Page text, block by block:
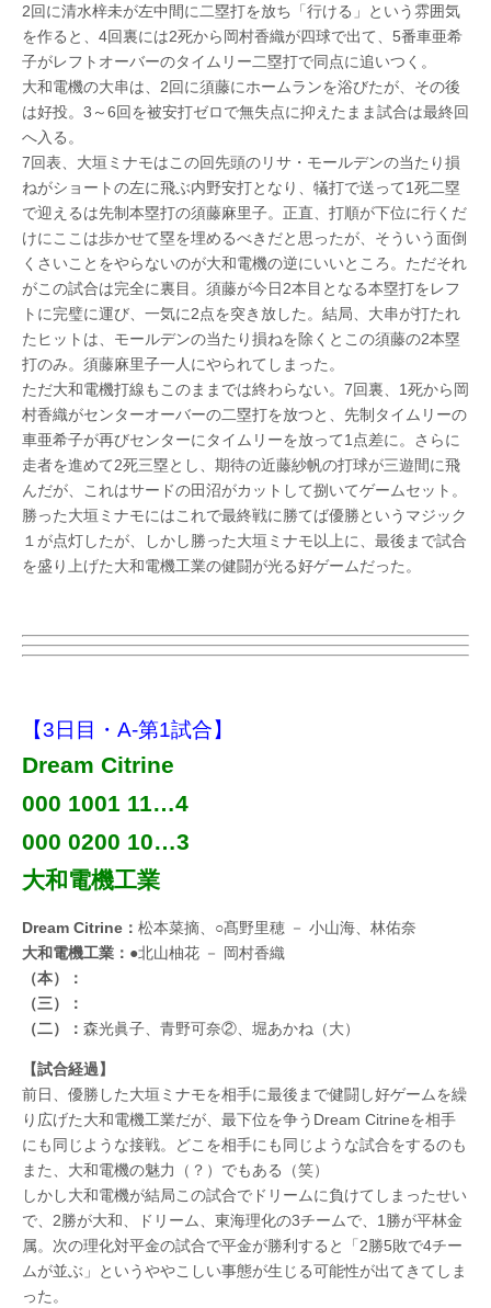
2回に清水梓未が左中間に二塁打を放ち「行ける」という雰囲気
を作ると、4回裏には2死から岡村香織が四球で出て、5番車亜希
子がレフトオーバーのタイムリー二塁打で同点に追いつく。
大和電機の大串は、2回に須藤にホームランを浴びたが、その後
は好投。3～6回を被安打ゼロで無失点に抑えたまま試合は最終回
へ入る。
7回表、大垣ミナモはこの回先頭のリサ・モールデンの当たり損
ねがショートの左に飛ぶ内野安打となり、犠打で送って1死二塁
で迎えるは先制本塁打の須藤麻里子。正直、打順が下位に行くだ
けにここは歩かせて塁を埋めるべきだと思ったが、そういう面倒
くさいことをやらないのが大和電機の逆にいいところ。ただそれ
がこの試合は完全に裏目。須藤が今日2本目となる本塁打をレフ
トに完璧に運び、一気に2点を突き放した。結局、大串が打たれ
たヒットは、モールデンの当たり損ねを除くとこの須藤の2本塁
打のみ。須藤麻里子一人にやられてしまった。
ただ大和電機打線もこのままでは終わらない。7回裏、1死から岡
村香織がセンターオーバーの二塁打を放つと、先制タイムリーの
車亜希子が再びセンターにタイムリーを放って1点差に。さらに
走者を進めて2死三塁とし、期待の近藤紗帆の打球が三遊間に飛
んだが、これはサードの田沼がカットして捌いてゲームセット。
勝った大垣ミナモにはこれで最終戦に勝てば優勝というマジック
１が点灯したが、しかし勝った大垣ミナモ以上に、最後まで試合
を盛り上げた大和電機工業の健闘が光る好ゲームだった。
【3日目・A-第1試合】
Dream Citrine
000 1001 11…4
000 0200 10…3
大和電機工業
Dream Citrine： 松本菜摘、○髙野里穂 － 小山海、林佑奈
大和電機工業： ●北山柚花 － 岡村香織
（本）：
（三）：
（二）： 森光眞子、青野可奈②、堀あかね（大）
【試合経過】
前日、優勝した大垣ミナモを相手に最後まで健闘し好ゲームを繰
り広げた大和電機工業だが、最下位を争うDream Citrineを相手
にも同じような接戦。どこを相手にも同じような試合をするのも
また、大和電機の魅力（？）でもある（笑）
しかし大和電機が結局この試合でドリームに負けてしまったせい
で、2勝が大和、ドリーム、東海理化の3チームで、1勝が平林金
属。次の理化対平金の試合で平金が勝利すると「2勝5敗で4チー
ムが並ぶ」というややこしい事態が生じる可能性が出てきてしま
った。